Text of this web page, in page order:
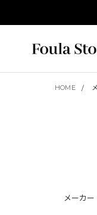
HOME
メーカ